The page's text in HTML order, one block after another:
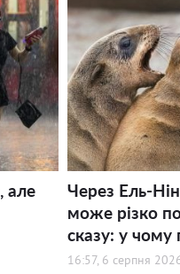
але
Через Ель-
може різко
сказу: у чому
16:57, 6 серпня